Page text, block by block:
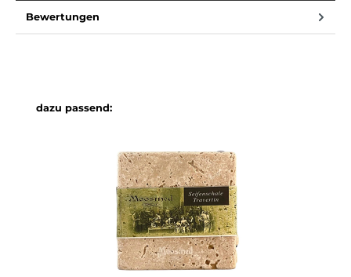
Bewertungen
Produktgalerie überspringen
dazu passend: